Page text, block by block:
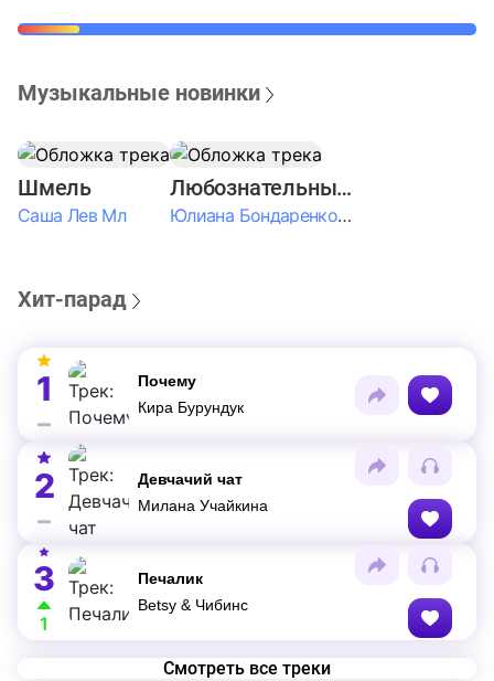
Музыкальные новинки
Шмель
Саша Лев Мл
Любознательные Дети
Юлиана Бондаренко & Амелия Колпакова & Егор Егоров & Валерия Шевченко & Ксюша Косичкина
Хит-парад
1
Почему
Кира Бурундук
2
Девчачий чат
Милана Учайкина
3
1
Печалик
Betsy & Чибинс
Смотреть все треки